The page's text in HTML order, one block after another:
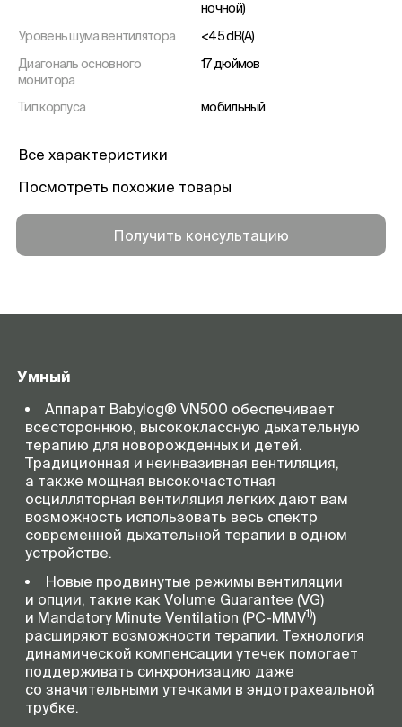
ночной)
Уровень шума вентилятора
<45 dB(A)
Диагональ основного
монитора
17 дюймов
Тип корпуса
мобильный
Габариты, см
67,7)
Все характеристики
Посмотреть похожие товары
Получить консультацию
Умный
Аппарат Babylog® VN500 обеспечивает
всестороннюю, высококлассную дыхательную
терапию для новорожденных и детей.
Традиционная и неинвазивная вентиляция,
а также мощная высокочастотная
осцилляторная вентиляция легких дают вам
возможность использовать весь спектр
современной дыхательной терапии в одном
устройстве.
Новые продвинутые режимы вентиляции
и опции, такие как Volume Guarantee (VG)
и Mandatory Minute Ventilation (PC-MMV1))
расширяют возможности терапии. Технология
динамической компенсации утечек помогает
поддерживать синхронизацию даже
со значительными утечками в эндотрахеальной
трубке.